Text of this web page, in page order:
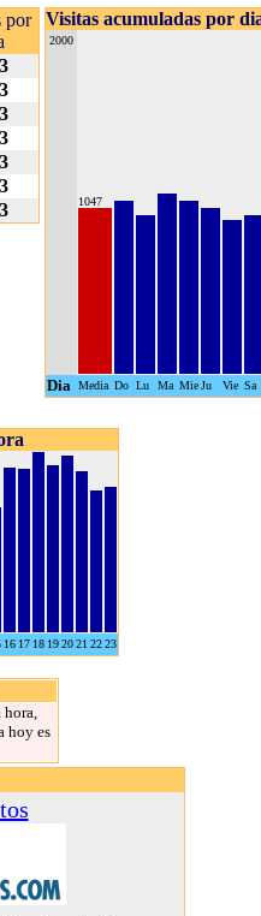
por
3
3
3
3
3
3
3
Visitas acumuladas por
2000
1047
Dia Media Do Lu Ma MieJu Vie Sa
16 17 18 192021 2223
hora,
hoy es